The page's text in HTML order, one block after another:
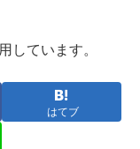
しています。
はてブ